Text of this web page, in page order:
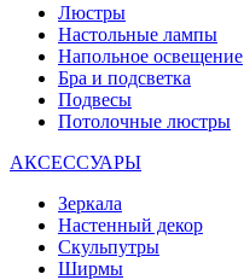
Люстры
Настольные лампы
Напольное освещение
Бра и подсветка
Подвесы
Потолочные люстры
АКСЕССУАРЫ
Зеркала
Настенный декор
Скульпутры
Ширмы